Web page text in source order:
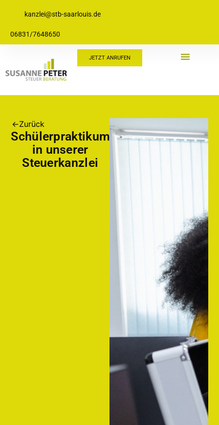
kanzlei@stb-saarlouis.de
06831/7648650
JETZT ANRUFEN
←Zurück
Schülerpraktikum
in unserer
Steuerkanzlei